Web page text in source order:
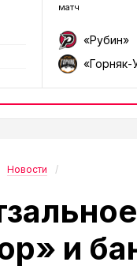
матч
«Рубин»
Новости
и